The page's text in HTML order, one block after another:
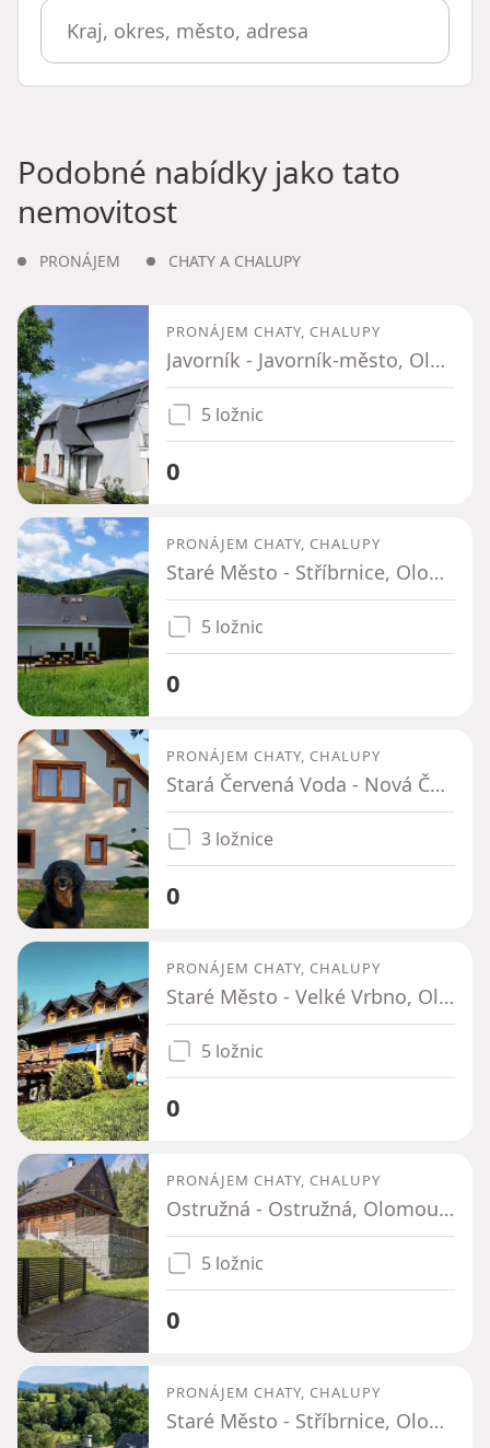
Podobné nabídky jako tato
nemovitost
PRONÁJEM CHATY A CHALUPY
PRONÁJEM CHATY, CHALUPY
Javorník - Javorník-město, Olomoucký kraj
5 ložnic
0
PRONÁJEM CHATY, CHALUPY
Staré Město - Stříbrnice, Olomoucký kraj
5 ložnic
0
PRONÁJEM CHATY, CHALUPY
Stará Červená Voda - Nová Červená Voda, Olomoucký kraj
3 ložnice
0
PRONÁJEM CHATY, CHALUPY
Staré Město - Velké Vrbno, Olomoucký kraj
5 ložnic
0
PRONÁJEM CHATY, CHALUPY
Ostružná - Ostružná, Olomoucký kraj
5 ložnic
0
PRONÁJEM CHATY, CHALUPY
Staré Město - Stříbrnice, Olomoucký kraj